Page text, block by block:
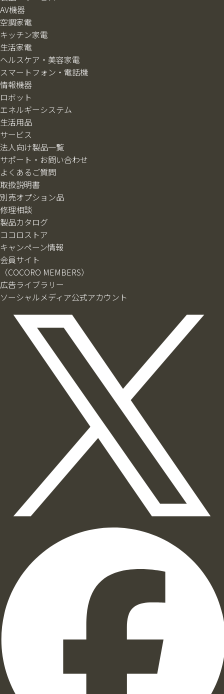
AV機器
空調家電
キッチン家電
生活家電
ヘルスケア・美容家電
スマートフォン・電話機
情報機器
ロボット
エネルギーシステム
生活用品
サービス
法人向け製品一覧
サポート・お問い合わせ
よくあるご質問
取扱説明書
別売オプション品
修理相談
製品カタログ
ココロストア
キャンペーン情報
会員サイト
（COCORO MEMBERS）
広告ライブラリー
ソーシャルメディア公式アカウント